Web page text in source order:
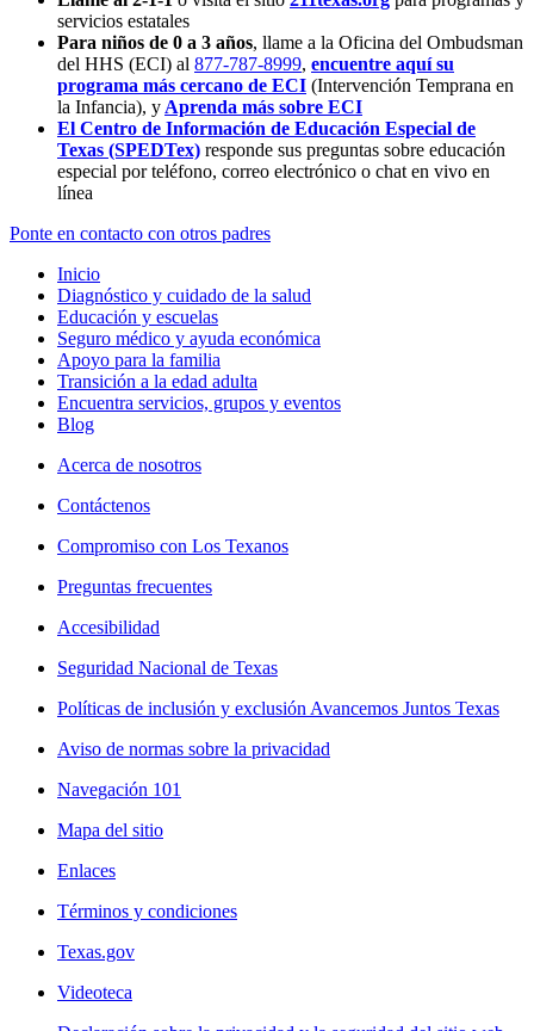
servicios estatales
Para niños de 0 a 3 años, llame a la Oficina del Ombudsman
del HHS (ECI) al 877-787-8999, encuentre aquí su
programa más cercano de ECI (Intervención Temprana en
la Infancia), y Aprenda más sobre ECI
El Centro de Información de Educación Especial de
Texas (SPEDTex) responde sus preguntas sobre educación
especial por teléfono, correo electrónico o chat en vivo en
línea
Ponte en contacto con otros padres
Inicio
Diagnóstico y cuidado de la salud
Educación y escuelas
Seguro médico y ayuda económica
Apoyo para la familia
Transición a la edad adulta
Encuentra servicios, grupos y eventos
Blog
Acerca de nosotros
Contáctenos
Compromiso con Los Texanos
Preguntas frecuentes
Accesibilidad
Seguridad Nacional de Texas
Políticas de inclusión y exclusión Avancemos Juntos Texas
Aviso de normas sobre la privacidad
Navegación 101
Mapa del sitio
Enlaces
Términos y condiciones
Texas.gov
Videoteca